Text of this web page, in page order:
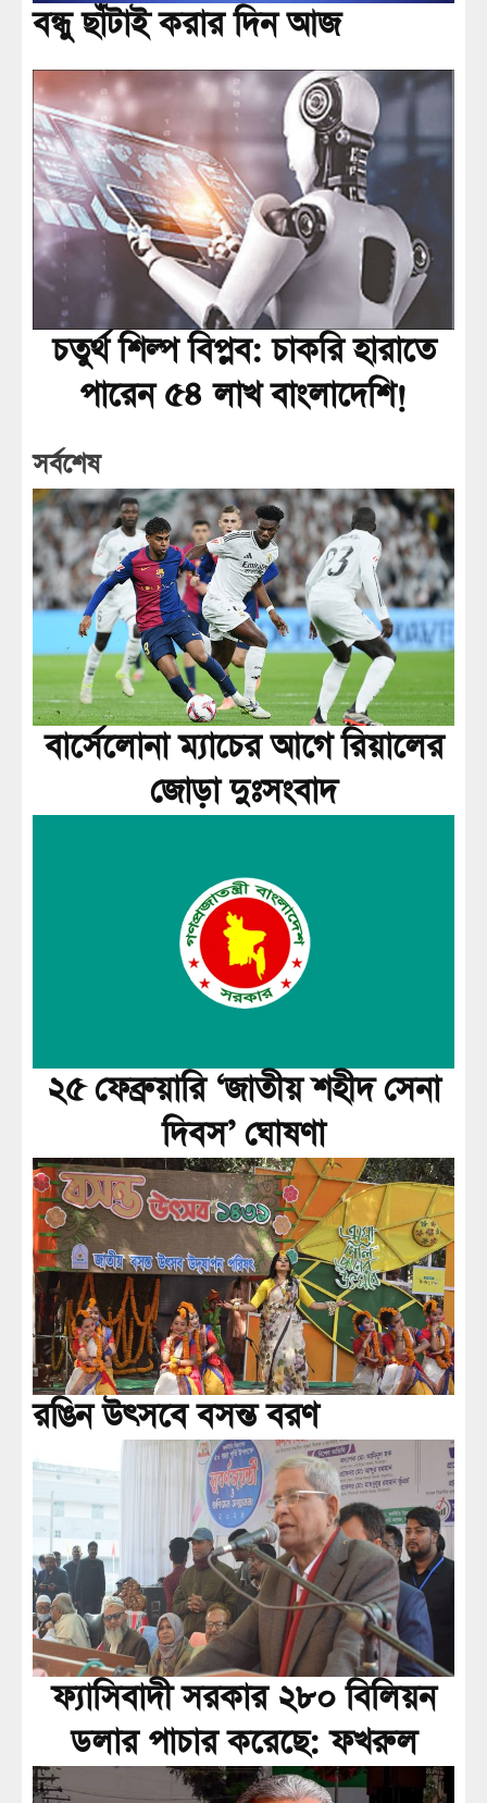
বন্ধু ছাঁটাই করার দিন আজ
চতুর্থ শিল্প বিপ্লব: চাকরি হারাতে
পারেন ৫৪ লাখ বাংলাদেশি!
সর্বশেষ
বার্সেলোনা ম্যাচের আগে রিয়ালের
জোড়া দুঃসংবাদ
২৫ ফেব্রুয়ারি ‘জাতীয় শহীদ সেনা
দিবস’ ঘোষণা
রঙিন উৎসবে বসন্ত বরণ
ফ্যাসিবাদী সরকার ২৮০ বিলিয়ন
ডলার পাচার করেছে: ফখরুল